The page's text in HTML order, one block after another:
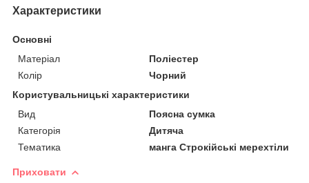
Характеристики
Основні
Матеріал
Поліестер
Колір
Чорний
Користувальницькі характеристики
Вид
Поясна сумка
Категорія
Дитяча
Тематика
манга Строкійські мерехтіли
Приховати